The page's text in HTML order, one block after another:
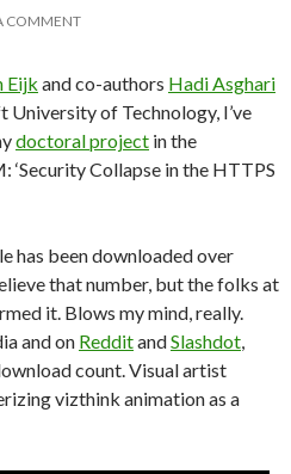
COMMENT
Eijk and co-authors Hadi Asghari
University of Technology, I’ve
doctoral project in the
‘Security Collapse in the HTTPS
has been downloaded over
that number, but the folks at
it. Blows my mind, really.
and on RedditandSlashdot
count. Visual artist
vizthink animation as a